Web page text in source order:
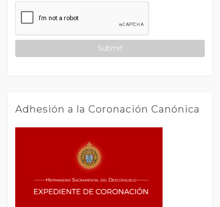
Adhesión a la Coronación Canónica